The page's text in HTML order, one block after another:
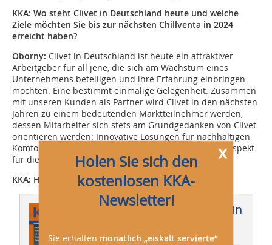
KKA: Wo steht Clivet in Deutschland heute und welche
Ziele möchten Sie bis zur nächsten Chillventa in 2024
erreicht haben?
Oborny: Clivet in Deutschland ist heute ein attraktiver
Arbeitgeber für all jene, die sich am Wachstum eines
Unternehmens beteiligen und ihre Erfahrung einbringen
möchten. Eine bestimmt einmalige Gelegenheit. Zusammen
mit unseren Kunden als Partner wird Clivet in den nächsten
Jahren zu einem bedeutenden Marktteilnehmer werden,
dessen Mitarbeiter sich stets am Grundgedanken von Clivet
orientieren werden: Innovative Lösungen für nachhaltigen
Komfort und das Wohlbefinden des Menschen, mit Respekt
für die Natur.
KKA: Herzlichen Dank für das Gespräch
Dieser Artikel erschien in
KKA 05/2022
x
Holen Sie sich den
kostenlosen KKA-
Newsletter!
Sie erhalten monatlich „eiskalt servierte“